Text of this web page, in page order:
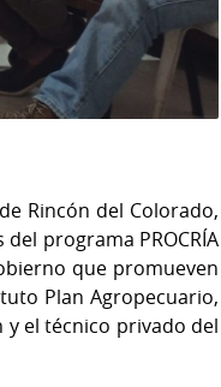
Rincón del Colorado,
programa PROCRÍA
que promueven
Plan Agropecuario,
y el técnico privado del